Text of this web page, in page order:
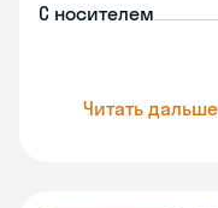
С носителем
Читать дальше